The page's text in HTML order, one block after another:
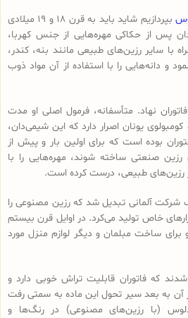
بپردازیم شاید باید به قرن 18 و 19 میلادی
پس از حکاکی مهره‌هایی از جنس کهربا،
با سایر رزین‌های طبیعی مانند بنه، کندر،
و دانه‌هایی را با استفاده از آن مواد ذوب
نهاد. متأسفانه، فرمول اصلی او مدت
یونان اصرار دارد که این شیمی‌دان،
بوده است که برای اولین بار و پیش از
صنعتی ساخته شوند، مهره‌هایی را با
رزین‌های طبیعی، درست کرده است.
شرکت آلمانی تبدیل شد که رزین مصنوعی را
خاص تولید می‌کرد. در اوایل قرن بیستم
ساخت مبلمان و دیگر لوازم منزل مورد
که فاتوران قابلیت تراش خوبی دارد و
آن به بعد سیر تحول این ماده به سمتی رفت
(با رزین‌های مصنوعی) در رنگ‌ها و